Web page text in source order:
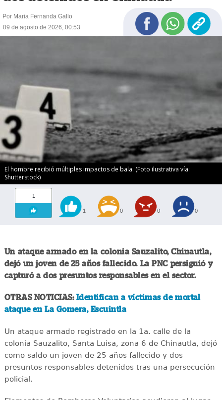
Por Maria Fernanda Gallo
09 de agosto de 2026, 00:53
El hombre recibió múltiples impactos de bala. (Foto ilustrativa vía:
Shutterstock)
1
1 0 0 0
Un ataque armado en la colonia Sauzalito, Chinautla,
dejó un joven de 25 años fallecido. La PNC persiguió y
capturó a dos presuntos responsables en el sector.
OTRAS NOTICIAS:Identifican a víctimas de mortal
ataque en La Gomera, Escuintla
Un ataque armado registrado en la 1a. calle de la
colonia Sauzalito, Santa Luisa, zona 6 de Chinautla, dejó
como saldo un joven de 25 años fallecido y dos
presuntos responsables detenidos tras una persecución
policial.